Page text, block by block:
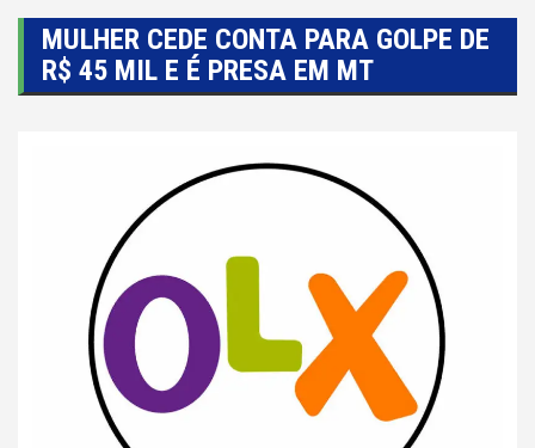
MULHER CEDE CONTA PARA GOLPE DE
R$ 45 MIL E É PRESA EM MT